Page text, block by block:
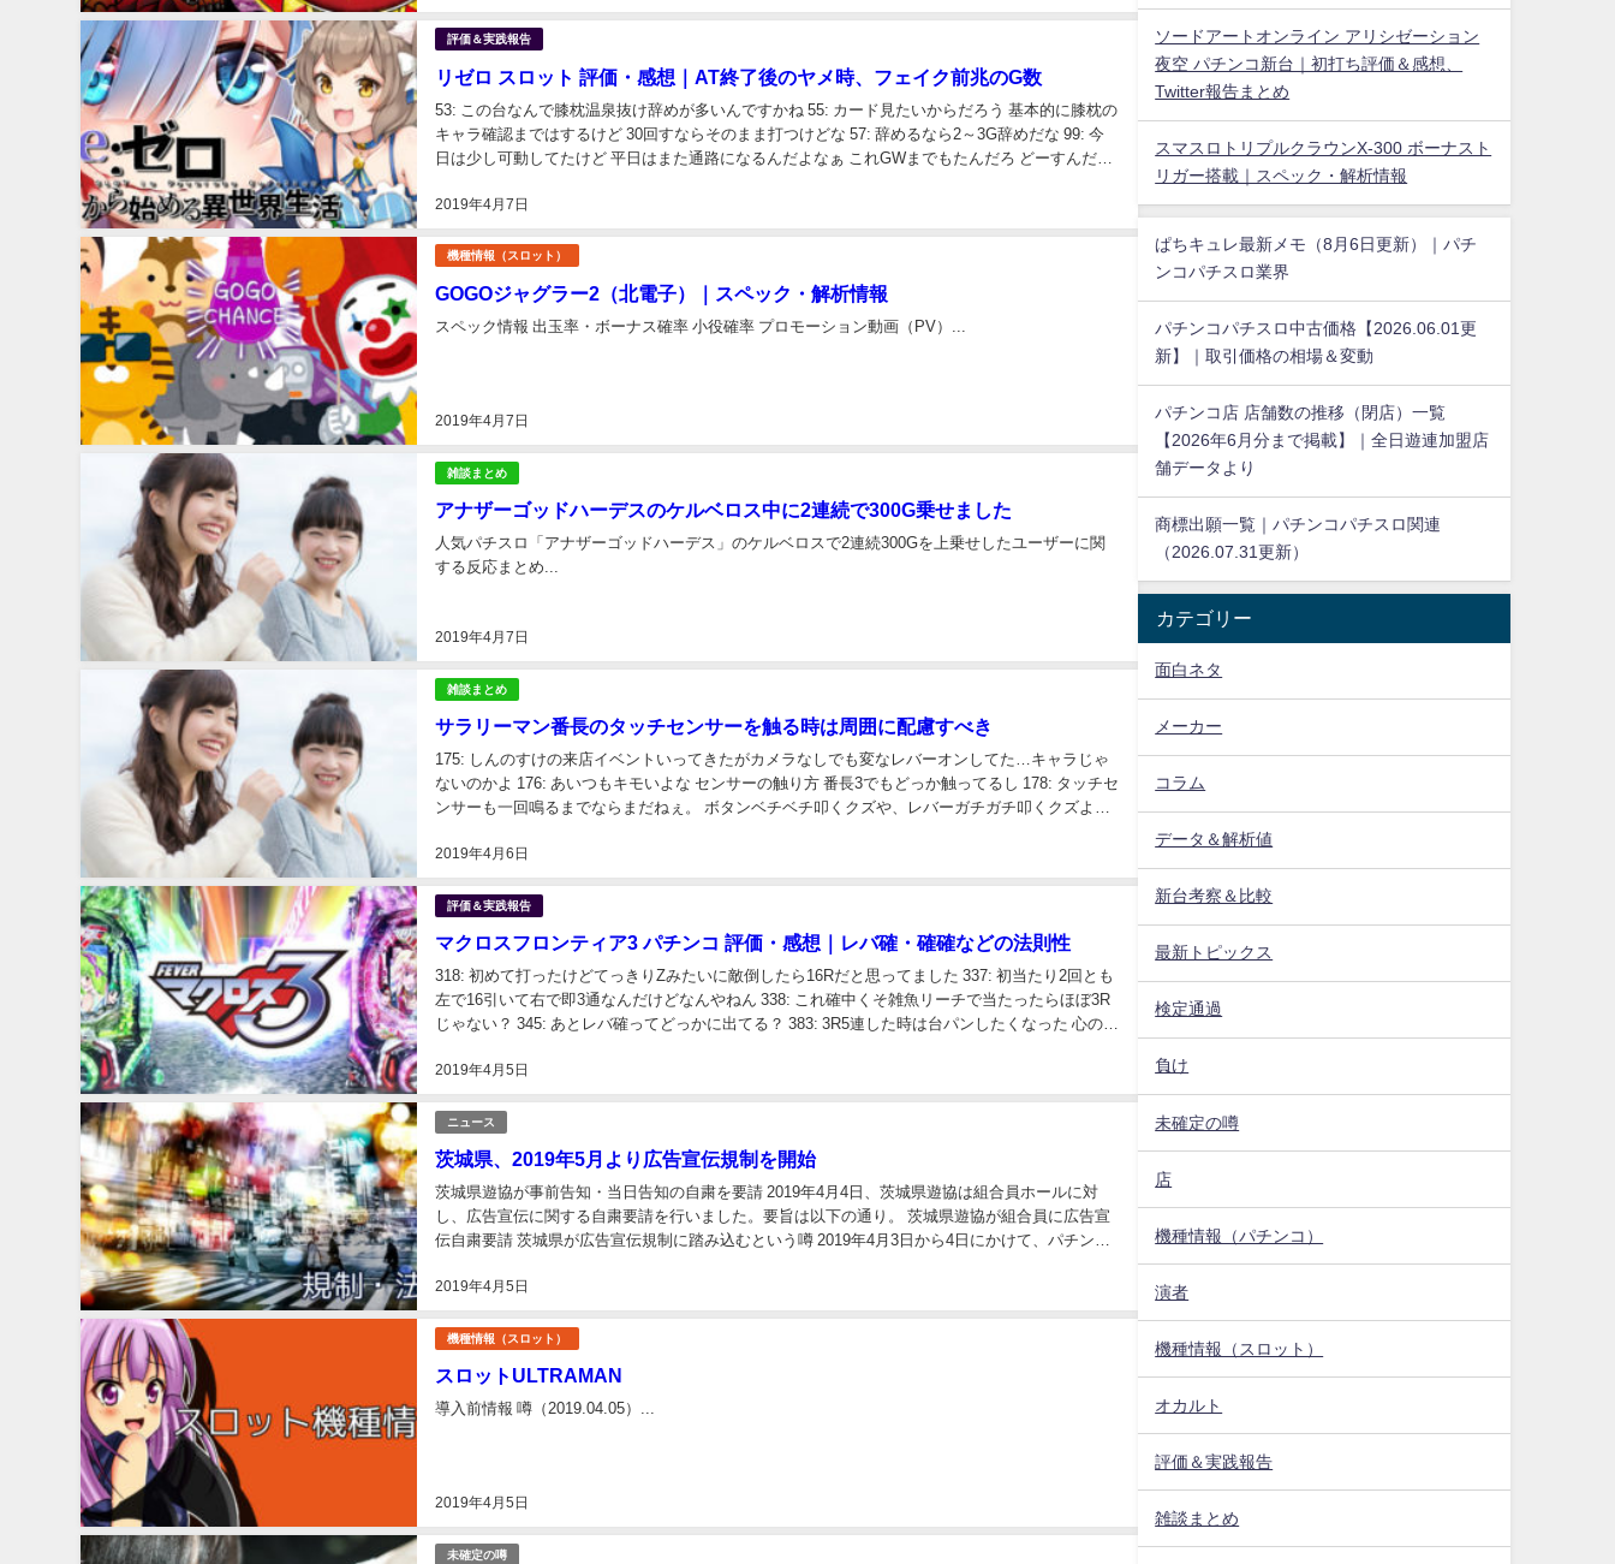
評価＆実践報告
リゼロ スロット 評価・感想｜AT終了後のヤメ時、フェイク前兆のG数
2019年4月7日
53: この台なんで膝枕温泉抜け辞めが多いんですかね 55: カード見たいからだろう 基本的に膝枕の
キャラ確認まではするけど 30回すならそのまま打つけどな 57: 辞めるなら2～3G辞めだな 99: 今
日は少し可動してたけど 平日はまた通路になるんだよなぁ これGWまでもたんだろ どーすんだ
機種情報（スロット）
GOGOジャグラー2（北電子）｜スペック・解析情報
2019年4月7日
スペック情報 出玉率・ボーナス確率 小役確率 プロモーション動画（PV）...
雑談まとめ
アナザーゴッドハーデスのケルベロス中に2連続で300G乗せました
2019年4月7日
人気パチスロ「アナザーゴッドハーデス」のケルベロスで2連続300Gを上乗せしたユーザーに関
する反応まとめ...
雑談まとめ
サラリーマン番長のタッチセンサーを触る時は周囲に配慮すべき
2019年4月6日
175: しんのすけの来店イベントいってきたがカメラなしでも変なレバーオンしてた…キャラじゃ
ないのかよ 176: あいつもキモいよな センサーの触り方 番長3でもどっか触ってるし 178: タッチセ
ンサーも一回鳴るまでならまだねぇ。 ボタンベチベチ叩くクズや、レバーガチガチ叩くクズより
評価＆実践報告
マクロスフロンティア3 パチンコ 評価・感想｜レバ確・確確などの法則性
2019年4月5日
318: 初めて打ったけどてっきりZみたいに敵倒したら16Rだと思ってました 337: 初当たり2回とも
左で16引いて右で即3通なんだけどなんやねん 338: これ確中くそ雑魚リーチで当たったらほぼ3R
じゃない？ 345: あとレバ確ってどっかに出てる？ 383: 3R5連した時は台パンしたくなった 心の中
ニュース
茨城県、2019年5月より広告宣伝規制を開始
2019年4月5日
茨城県遊協が事前告知・当日告知の自粛を要請 2019年4月4日、茨城県遊協は組合員ホールに対
し、広告宣伝に関する自粛要請を行いました。要旨は以下の通り。 茨城県遊協が組合員に広告宣
伝自粛要請 茨城県が広告宣伝規制に踏み込むという噂 2019年4月3日から4日にかけて、パチンコ
機種情報（スロット）
スロットULTRAMAN
2019年4月5日
導入前情報 噂（2019.04.05）...
未確定の噂
ソードアートオンライン アリシゼーション
夜空 パチンコ新台｜初打ち評価＆感想、
Twitter報告まとめ
スマスロトリプルクラウンX-300 ボーナスト
リガー搭載｜スペック・解析情報
ぱちキュレ最新メモ（8月6日更新）｜パチ
ンコパチスロ業界
パチンコパチスロ中古価格【2026.06.01更
新】｜取引価格の相場＆変動
パチンコ店 店舗数の推移（閉店）一覧
【2026年6月分まで掲載】｜全日遊連加盟店
舗データより
商標出願一覧｜パチンコパチスロ関連
（2026.07.31更新）
カテゴリー
面白ネタ
メーカー
コラム
データ＆解析値
新台考察＆比較
最新トピックス
検定通過
負け
未確定の噂
店
機種情報（パチンコ）
演者
機種情報（スロット）
オカルト
評価＆実践報告
雑談まとめ